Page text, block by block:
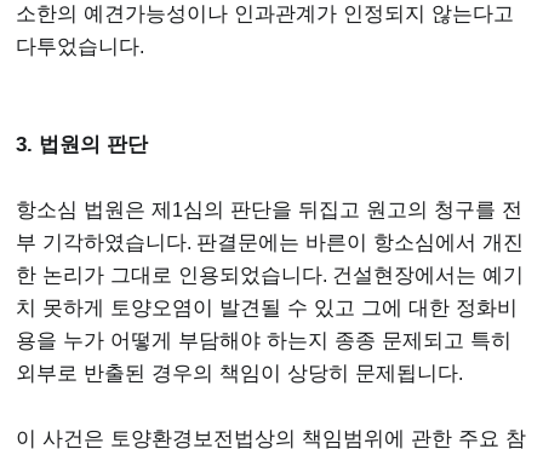
소한의 예견가능성이나 인과관계가 인정되지 않는다고
다투었습니다.
3. 법원의 판단
항소심 법원은 제 1심의 판단을 뒤집고 원고의 청구를 전
부 기각하였습니다. 판결문에는 바른이 항소심에서 개진
한 논리가 그대로 인용되었습니다. 건설현장에서는 예기
치 못하게 토양오염이 발견될 수 있고 그에 대한 정화비
용을 누가 어떻게 부담해야 하는지 종종 문제되고 특히
외부로 반출된 경우의 책임이 상당히 문제됩니다.
​이 사건은 토양환경보전법상의 책임범위에 관한 주요 참